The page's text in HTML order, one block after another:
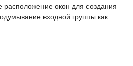
окон для создания
входной группы как